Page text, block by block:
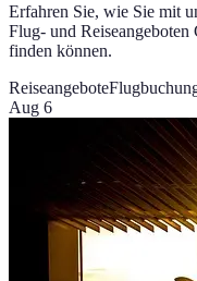
Erfahren Sie, wie Sie mit
Flug- und Reiseangeboten
finden können.
Reiseangebote
Aug 6